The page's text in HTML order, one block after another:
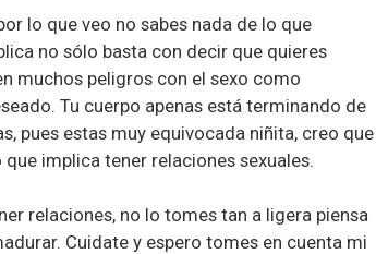
lo que veo no sabes nada de lo que
no sólo basta con decir que quieres
muchos peligros con el sexo como
Tu cuerpo apenas está terminando de
pues estas muy equivocada niñita, creo que
implica tener relaciones sexuales.
relaciones, no lo tomes tan a ligera piensa
Cuidate y espero tomes en cuenta mi